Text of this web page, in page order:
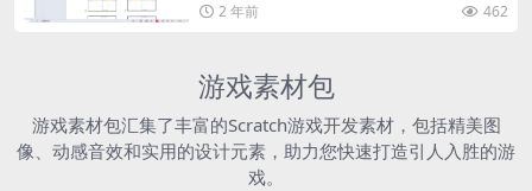
2 年前 462
游戏素材包
游戏素材包汇集了丰富的Scratch游戏开发素材，包括精美图
像、动感音效和实用的设计元素，助力您快速打造引人入胜的游
戏。